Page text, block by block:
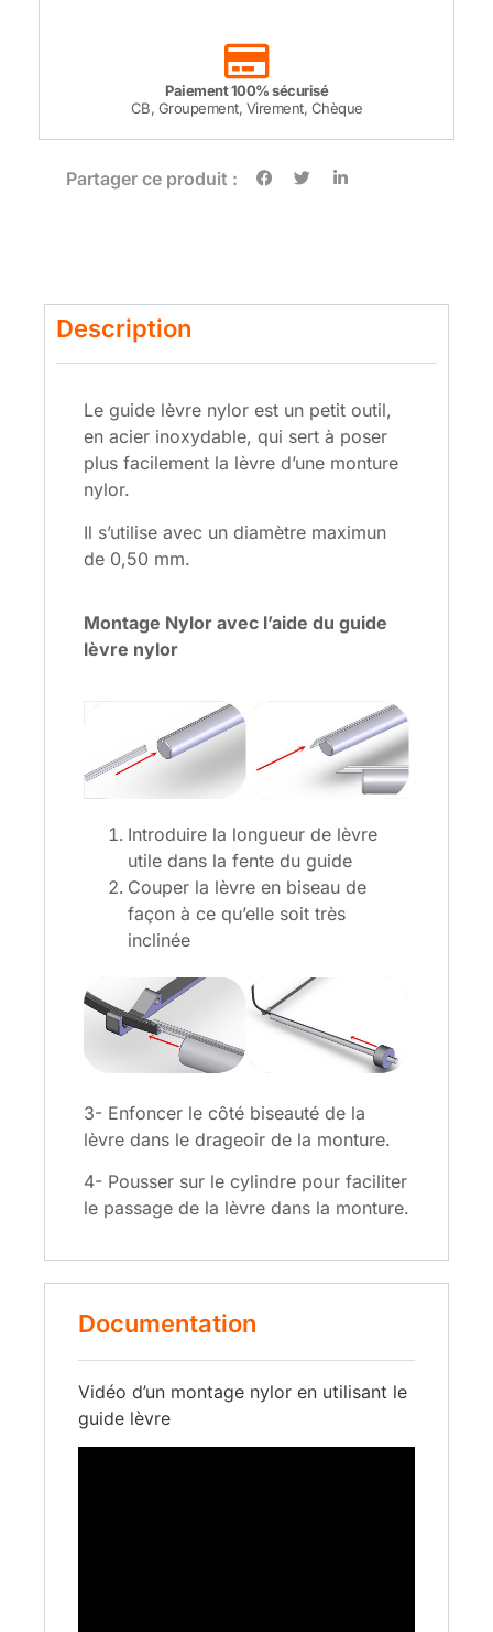
Paiement 100% sécurisé
CB, Groupement, Virement, Chèque
Partager ce produit :
Description
Le guide lèvre nylor est un petit outil,
en acier inoxydable, qui sert à poser
plus facilement la lèvre d’une monture
nylor.
Il s’utilise avec un diamètre maximun
de 0,50 mm.
Montage Nylor avec l’aide du guide
lèvre nylor
Introduire la longueur de lèvre
utile dans la fente du guide
Couper la lèvre en biseau de
façon à ce qu’elle soit très
inclinée
3- Enfoncer le côté biseauté de la
lèvre dans le drageoir de la monture.
4- Pousser sur le cylindre pour faciliter
le passage de la lèvre dans la monture.
Documentation
Vidéo d’un montage nylor en utilisant le
guide lèvre